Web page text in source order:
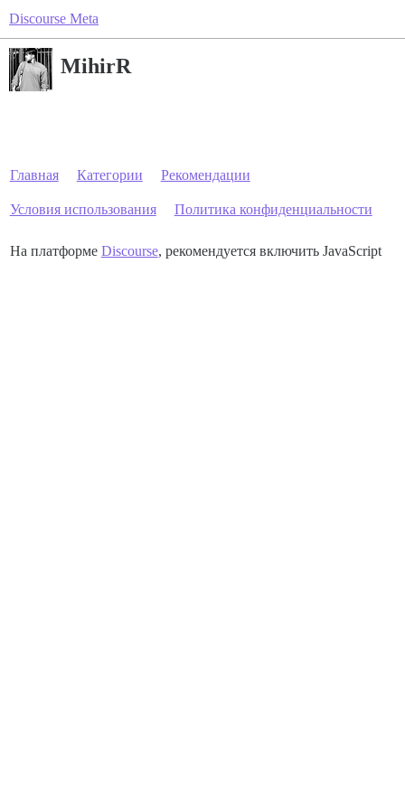
Discourse Meta
MihirR
Главная Категории Рекомендации
Условия использования Политика конфиденциальности
На платформе Discourse, рекомендуется включить JavaScript